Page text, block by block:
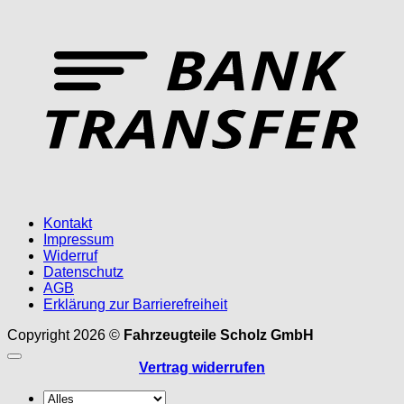
Kontakt
Impressum
Widerruf
Datenschutz
AGB
Erklärung zur Barrierefreiheit
Copyright 2026 © Fahrzeugteile Scholz GmbH
Vertrag widerrufen